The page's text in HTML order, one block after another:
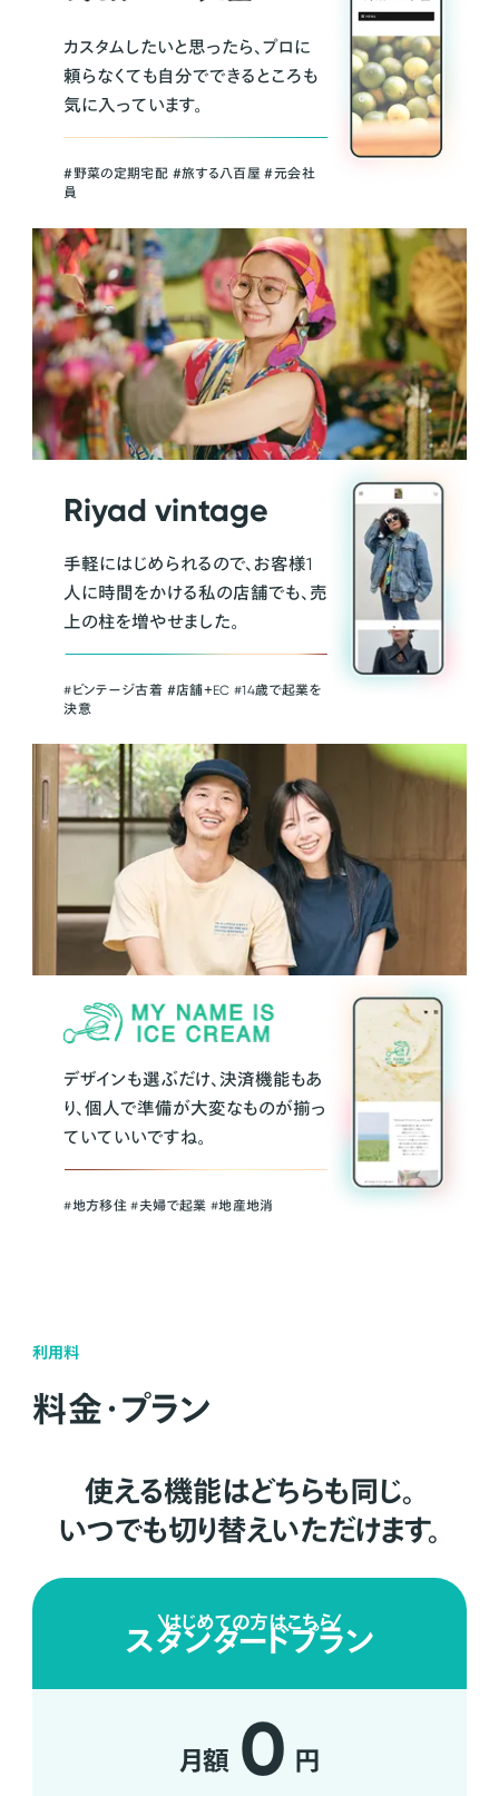
カスタムしたいと思ったら、プロに
頼らなくても自分でできるところも
気に入っています。
＃野菜の定期宅配 ＃旅する八百屋 ＃元会社
員
Riyad vintage
手軽にはじめられるので、お客様1
人に時間をかける私の店舗でも、売
上の柱を増やせました。
#ビンテージ古着 ＃店舗＋EC #14歳で起業を
決意
デザインも選ぶだけ、決済機能もあ
り、個人で準備が大変なものが揃っ
ていていいですね。
#地方移住 #夫婦で起業 #地産地消
利用料
料金・プラン
使える機能はどちらも同じ。
いつでも切り替えいただけます。
はじめての方はこちら
スタンダードプラン
月額 0 円